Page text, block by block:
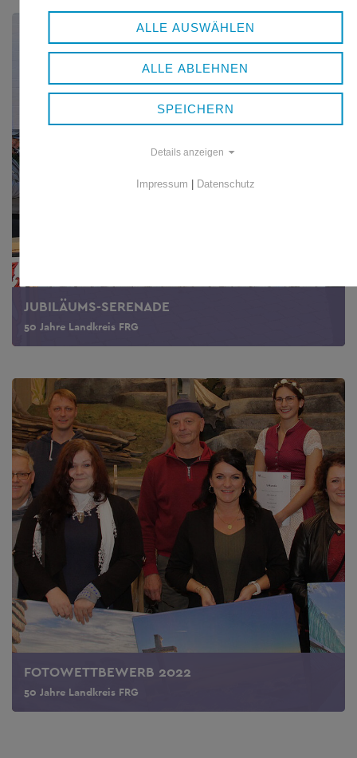
JUBILÄUMS-SERENADE
50 Jahre Landkreis FRG
FOTOWETTBEWERB 2022
50 Jahre Landkreis FRG
ALLE AUSWÄHLEN
ALLE ABLEHNEN
SPEICHERN
Details anzeigen
Impressum Datenschutz